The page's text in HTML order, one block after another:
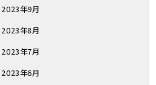
2023年9月
2023年8月
2023年7月
2023年6月